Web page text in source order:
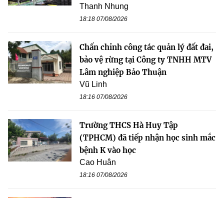
Thanh Nhung
18:18 07/08/2026
Chấn chỉnh công tác quản lý đất đai,
bảo vệ rừng tại Công ty TNHH MTV
Lâm nghiệp Bảo Thuận
Vũ Linh
18:16 07/08/2026
Trường THCS Hà Huy Tập
(TPHCM) đã tiếp nhận học sinh mắc
bệnh K vào học
Cao Huân
18:16 07/08/2026